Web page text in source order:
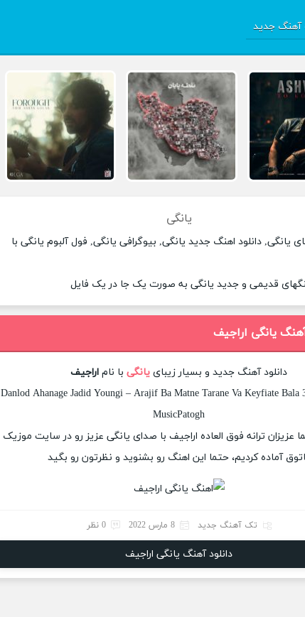
جدید
یانگی
یانگی, دانلود اهنگ جدید یانگی, بیوگرافی یانگی, فول آلبوم یانگی با
قدیمی و جدید یانگی به صورت یک جا در یک فایل
آهنگ یانگی اراجیف
دانلود آهنگ جدید و بسیار زیبای یانگیبا نام اراجیف
Danlod Ahanage Jadid Youngi – Arajif Ba Matne Tarane Va Keyfiate Bala
MusicPatogh
عزیزان ترانه فوق العاده اراجیف با صدای یانگی عزیز رو در سایت موزیک
آماده کردیم، حتما این اهنگ رو بشنوید و نظرتون رو بگید
تک آهنگ جدید 8 مارس 2022 0 نظر
دانلود آهنگ یانگی اراجیف